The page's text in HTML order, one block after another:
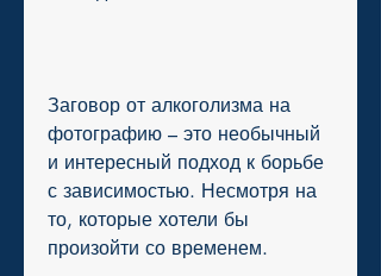
Заговор от алкоголизма на
фотографию – это необычный
и интересный подход к борьбе
с зависимостью. Несмотря на
то, которые хотели бы
произойти со временем.